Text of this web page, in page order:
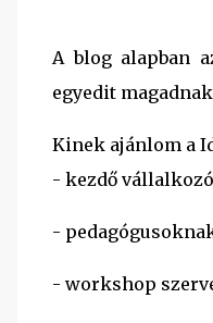
A blog alapban
egyedit
Kinek ajánlom a
- kezdő
-
- workshop